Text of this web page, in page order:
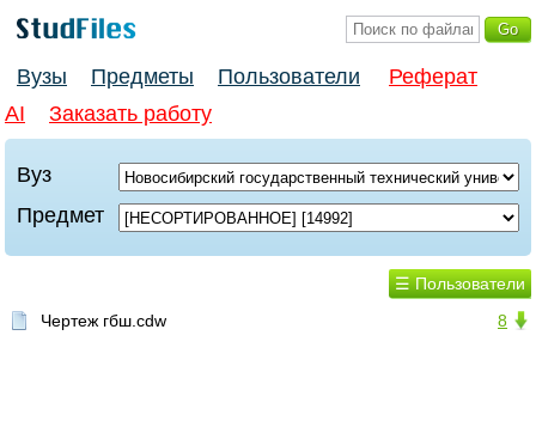
Вузы Предметы Пользователи
Реферат
AI
Заказать работу
Вуз
Предмет
☰ Пользователи
8
Чертеж гбш.cdw